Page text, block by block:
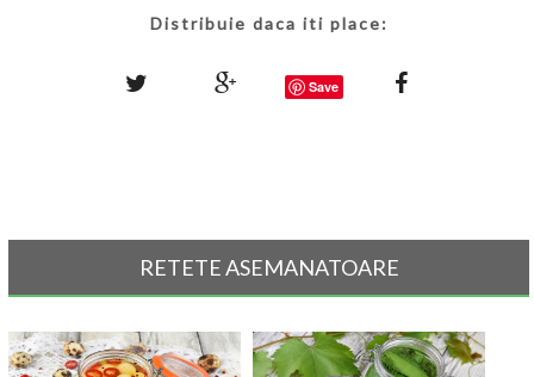
Distribuie daca iti place:
Save
RETETE ASEMANATOARE